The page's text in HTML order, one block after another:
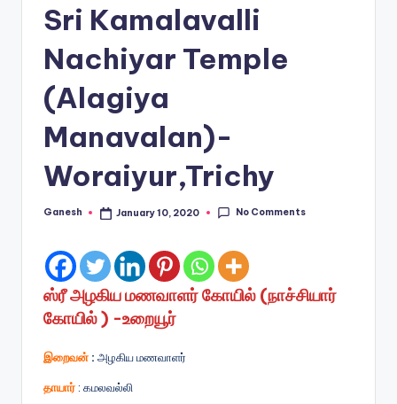
Sri Kamalavalli
Nachiyar Temple
(Alagiya
Manavalan)-
Woraiyur,Trichy
Posted
Ganesh January 10, 2020 No Comments
ஸ்ரீ அழகிய மணவாளர் கோயில் (நாச்சியார்
கோயில் ) -உறையூர்
இறைவன் : அழகிய மணவாளர்
தாயார் : கமலவல்லி